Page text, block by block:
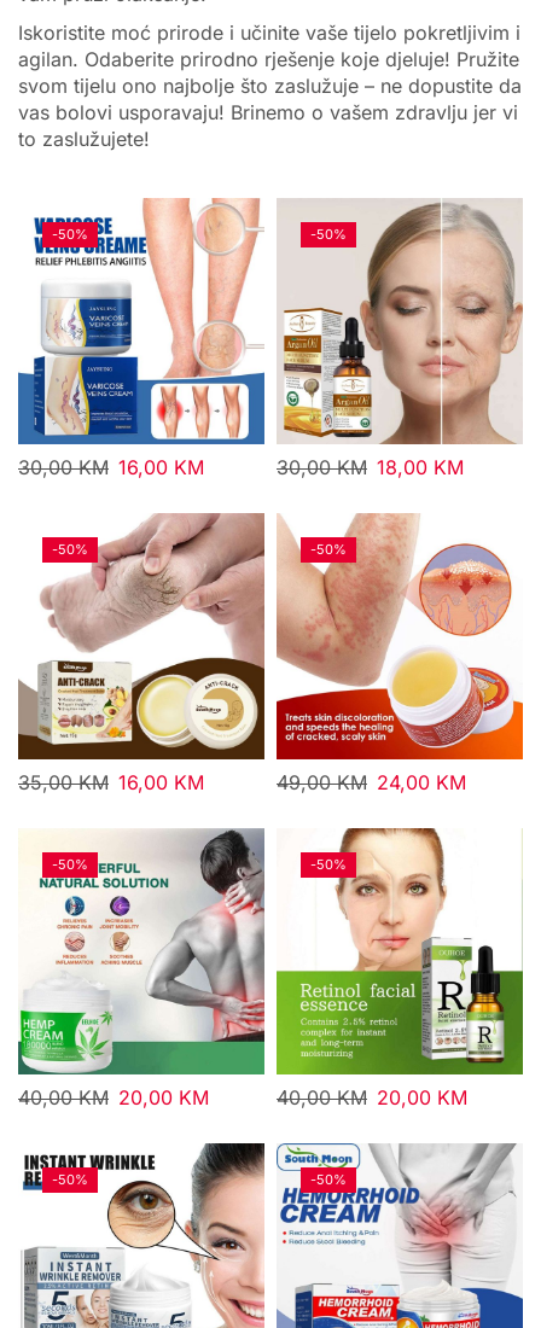
Iskoristite moć prirode i učinite vaše tijelo pokretljivim i
agilan. Odaberite prirodno rješenje koje djeluje! Pružite
svom tijelu ono najbolje što zaslužuje – ne dopustite da
vas bolovi usporavaju! Brinemo o vašem zdravlju jer vi
to zaslužujete!
-50%
30,00KM 16,00 KM
-50%
30,00KM 18,00 KM
-50%
35,00KM 16,00 KM
-50%
49,00KM 24,00 KM
-50%
40,00KM 20,00 KM
-50%
40,00KM 20,00 KM
-50% -50%